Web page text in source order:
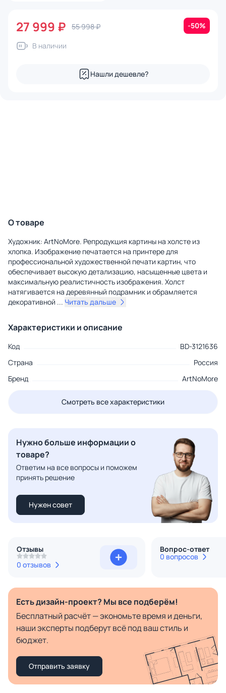
27 999 ₽ 55 998 ₽ -50%
В наличии
Нашли дешевле?
О товаре
Художник: ArtNoMore. Репродукция картины на холсте из
хлопка. Изображение печатается на принтере для
профессиональной художественной печати картин, что
обеспечивает высокую детализацию, насыщенные цвета и
максимальную реалистичность изображения. Холст
натягивается на деревянный подрамник и обрамляется
декоративной ... Читать дальше
Характеристики и описание
Код
BD-3121636
Страна
Россия
Бренд
ArtNoMore
Смотреть все характеристики
Нужно больше информации о
товаре?
Ответим на все вопросы и поможем
принять решение
Нужен совет
Отзывы
0 отзывов
Вопрос-ответ
0 вопросов
Есть дизайн-проект? Мы все подберём!
Бесплатный расчёт — экономьте время и деньги,
наши эксперты подберут всё под ваш стиль и
бюджет.
Отправить заявку